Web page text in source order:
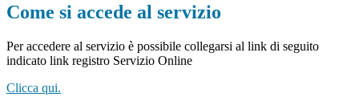
Come si accede al servizio
Per accedere al servizio è possibile collegarsi al link di seguito
indicato link registro Servizio Online
Clicca qui.